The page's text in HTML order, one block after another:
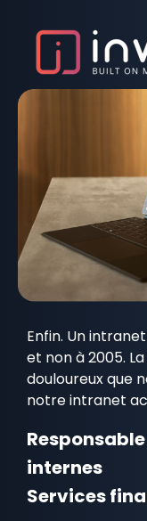
Enfin. Un
et non à 2005.
douloureux que
notre intranet
internes
Services